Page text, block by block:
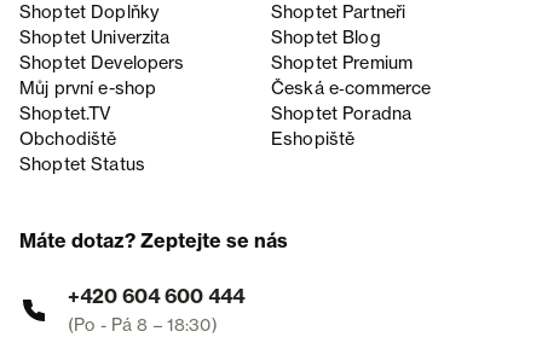
Shoptet Doplňky
Shoptet Partneři
Shoptet Univerzita
Shoptet Blog
Shoptet Developers
Shoptet Premium
Můj první e-shop
Česká e‑commerce
Shoptet.TV
Shoptet Poradna
Obchodiště
Eshopiště
Shoptet Status
Máte dotaz? Zeptejte se nás
+420 604 600 444
(Po - Pá 8 – 18:30)